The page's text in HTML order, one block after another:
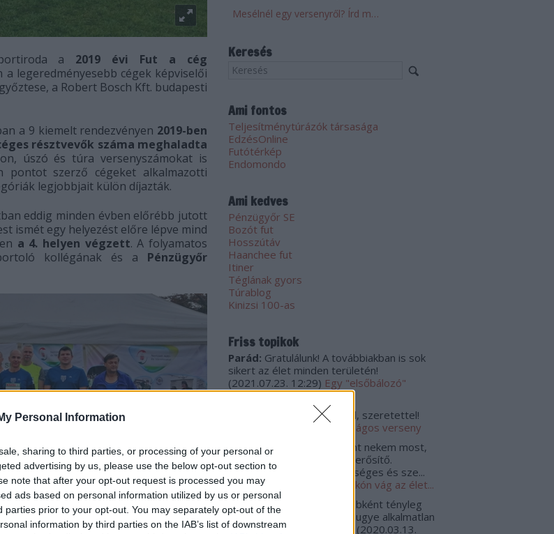
Personal Information
sharing to third parties, or processing of your personal or
advertising by us, please use the below opt-out section to
note that after your opt-out request is processed you may
ads based on personal information utilized by us or personal
parties prior to your opt-out. You may separately opt-out of the
information by third parties on the IAB’s list of downstream
a 2019 évi
Fut a cég
legeredményesebb cégek képviselői
a Robert Bosch Kft. budapesti
a 9 kiemelt rendezvényen 2019-ben
résztvevők száma meghaladta
úszó és túra versenyszámokat is
pontot szerző cégeket alkalmazotti
legjobbjait külön díjazták.
eddig minden évben előrébb jutott
ismét egy helyezést előre lépve mind
a 4. helyen végzett. A folyamatos
kollégának és a Pénzügyőr
Mesélnél egy versenyről? Írd meg! Küldd el!
Keresés
Ami fontos
Teljesítménytúrázók társasága
EdzésOnline
Futótérkép
Endomondo
Ami kedves
Pénzügyőr SE
Bozót fut
Hosszútáv
Haanchee fut
Itiner
Téglának gyors
Túrablog
Kinizsi 100-as
Friss topikok
Parád: Gratulálunk! A továbbiakban is sok
sikert az élet minden területén!
(2021.07.23. 12:29) Egy "elsőbálozó"
beszámolója
Gratulálunk, szívből, szeretettel!
Tanulságos verseny
Kohári Gizella:
Sokat jelent nekem most,
hogy olvashattam. Jó lélek erősítő.
Gratulálok. Hosszú, egészséges és sze...
(2020.10.01. 15:40
Ha tarkón vág az élet...
regulat:@padlogaz: Egyébként tényleg
érdekes lenne, de erre én ugye alkalmatlan
lennék, mert - egyrészt, ... (2020.03.13.